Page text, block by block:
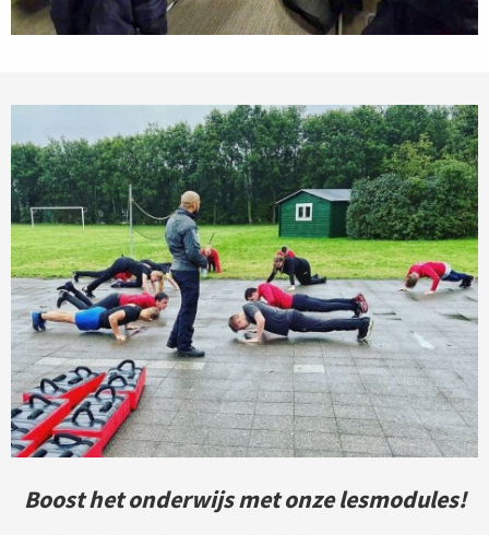
Boost het onderwijs met onze lesmodules!